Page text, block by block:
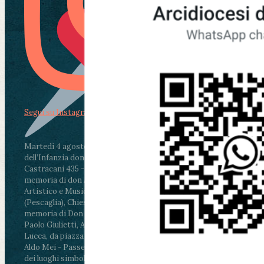
Martedì 4 agosto2026
ore 11:30 - Lucca, Scuola
dell’Infanzia don Aldo Mei - Viale Castruccio
Castracani 435 - Inaugurazione murales in
memoria di don Aldo Mei curato dal Liceo
Artistico e Musicale “Passaglia”
ore 18 - Fiano
(Pescaglia), Chiesa parrocchiale - Messa in
memoria di Don Aldo Mei celebrata da mons.
Paolo Giulietti, Arcivescovo di Lucca
ore 20.30 -
Lucca, da piazza San Michele al Cippo di don
Aldo Mei - Passeggiata della Memoria in alcuni
dei luoghi simbolo della città. Ritrovo alle ore
Segui su Instagram